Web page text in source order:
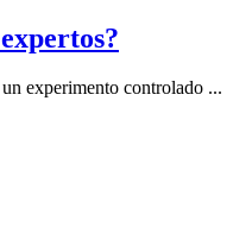
experimento controlado ...